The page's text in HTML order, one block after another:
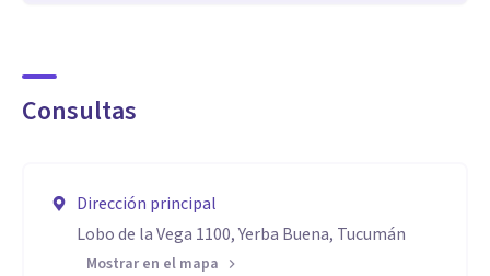
Consultas
Dirección principal
Lobo de la Vega 1100, Yerba Buena, Tucumán
Mostrar en el mapa